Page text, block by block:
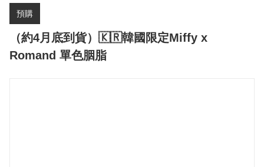
預購
（約4月底到貨）🇰🇷韓國限定Miffy x
Romand 單色胭脂